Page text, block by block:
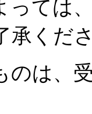
っては
承くだ
のは、